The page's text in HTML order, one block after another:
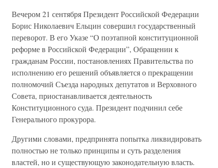
Вечером 21 сентября Президент Российской Федерации
Борис Николаевич Ельцин совершил государственный
переворот. В его Указе “О поэтапной конституционной
реформе в Российской Федерации”, Обращении к
гражданам России, постановлениях Правительства по
исполнению его решений объявляется о прекращении
полномочий Съезда народных депутатов и Верховного
Совета, приостанавливается деятельность
Конституционного суда. Президент подчинил себе
Генерального прокурора.
Другими словами, предпринята попытка ликвидировать
полностью не только принципы и суть разделения
властей, но и существующую законодательную власть.